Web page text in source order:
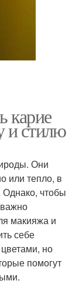
карие
и стилю
Они
или тепло, в
Однако, чтобы
макияжа и
себе
но
помогут